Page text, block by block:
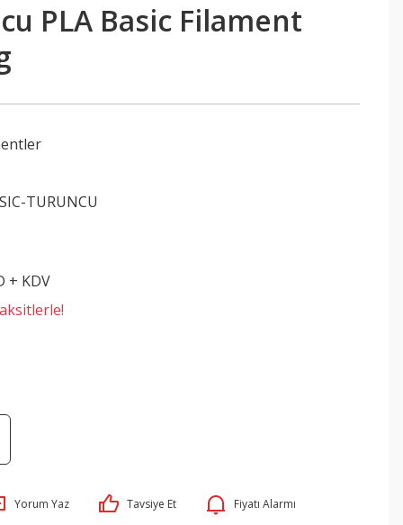
PLA Basic Filament
TURUNCU
+ KDV
Yorum Yaz Tavsiye Et Fiyatı Alarmı